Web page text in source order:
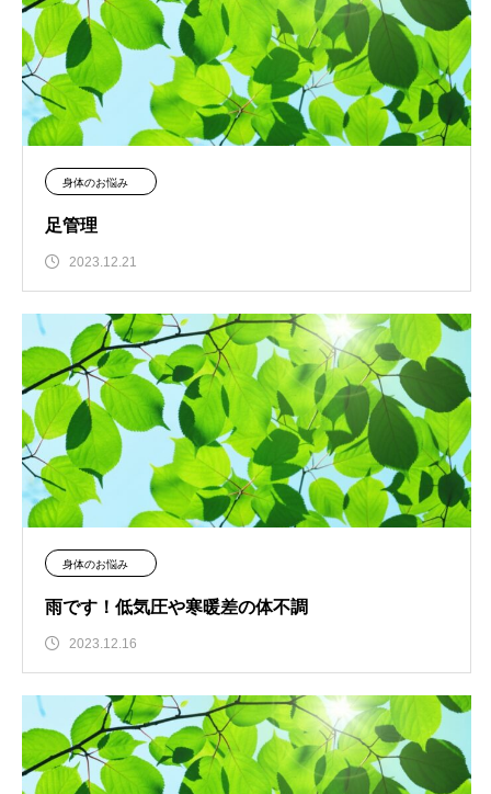
身体のお悩み
足管理
2023.12.21
身体のお悩み
雨です！低気圧や寒暖差の体不調
2023.12.16